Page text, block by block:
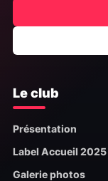
Le club
Présentation
Label Accueil 2025
Galerie photos